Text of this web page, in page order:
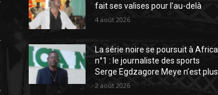
fait ses valises pour l’au-delà
4 août 2026
La série noire se poursuit à Africa
n°1 : le journaliste des sports
Serge Egdzagore Meye n’est plus
2 août 2026